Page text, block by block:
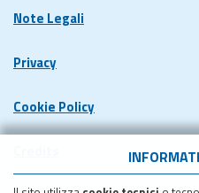
Note Legali
Privacy
Cookie Policy